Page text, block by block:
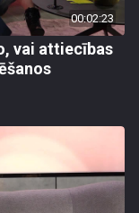
00:02:23
vai attiecības